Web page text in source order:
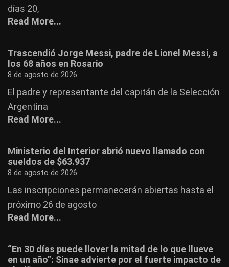
días 20,
Read More...
Trascendió Jorge Messi, padre de Lionel Messi, a
los 68 años en Rosario
8 de agosto de 2026
El padre y representante del capitán de la Selección
Argentina
Read More...
Ministerio del Interior abrió nuevo llamado con
sueldos de $63.937
8 de agosto de 2026
Las inscripciones permanecerán abiertas hasta el
próximo 26 de agosto
Read More...
“En 30 días puede llover la mitad de lo que llueve
en un año”: Sinae advierte por el fuerte impacto de